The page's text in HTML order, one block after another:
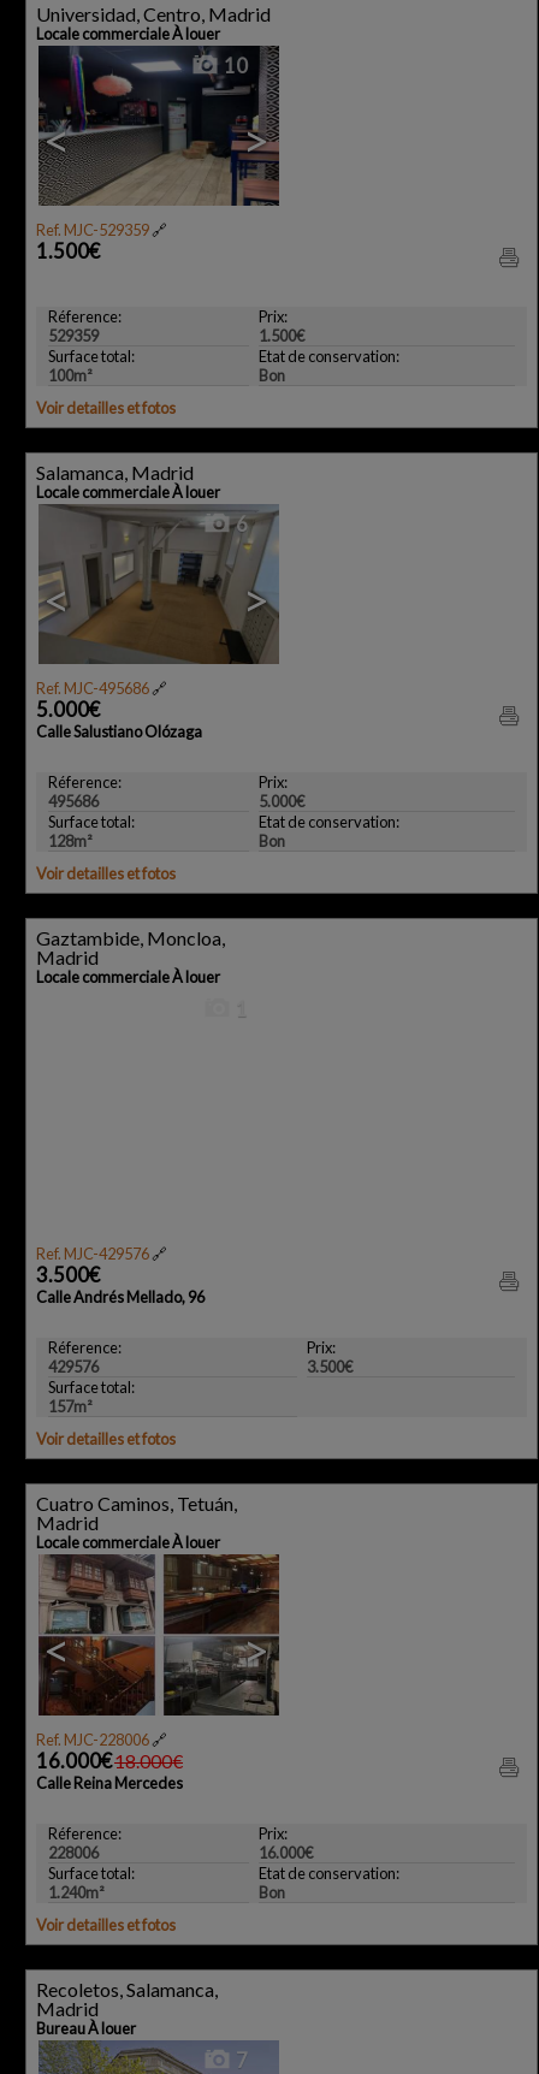
Universidad, Centro, Madrid
Locale commerciale À louer
< >
10
Ref. MJC-529359🔗
1.500€
Réference:
529359
Prix:
1.500€
Surface total:
100m²
Etat de conservation:
Bon
Voir detailles et fotos
Salamanca, Madrid
Locale commerciale À louer
< >
6
Ref. MJC-495686🔗
5.000€
Calle Salustiano Olózaga
Réference:
495686
Prix:
5.000€
Surface total:
128m²
Etat de conservation:
Bon
Voir detailles et fotos
Gaztambide, Moncloa,
Madrid
Locale commerciale À louer
Ref. MJC-429576🔗
3.500€
Calle Andrés Mellado, 96
Réference:
429576
Prix:
3.500€
Surface total:
157m²
Voir detailles et fotos
Cuatro Caminos, Tetuán,
Madrid
Locale commerciale À louer
< >
Ref. MJC-228006🔗
16.000€18.000€
Calle Reina Mercedes
Réference:
228006
Prix:
16.000€
Surface total:
1.240m²
Etat de conservation:
Bon
Voir detailles et fotos
Recoletos, Salamanca,
Madrid
Bureau À louer
7